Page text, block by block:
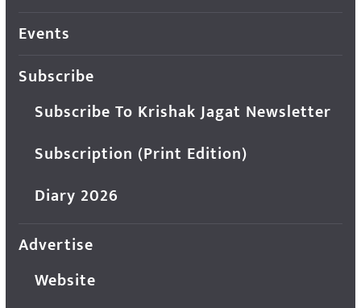
Events
Subscribe
Subscribe To Krishak Jagat Newsletter
Subscription (Print Edition)
Diary 2026
Advertise
Website